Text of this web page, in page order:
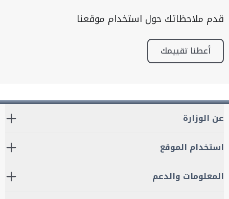
قدم ملاحظاتك حول استخدام موقعنا
أعطنا تقييمك
عن الوزارة
استخدام الموقع
المعلومات والدعم